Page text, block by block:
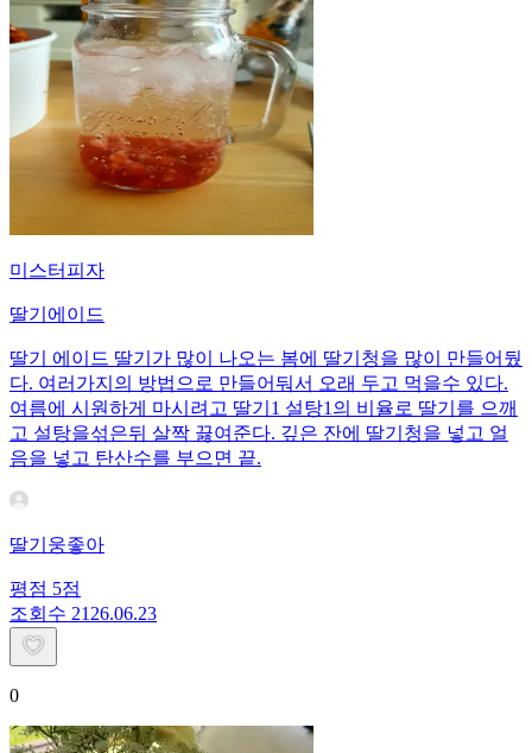
미스터피자
딸기에이드
딸기 에이드 딸기가 많이 나오는 봄에 딸기청을 많이 만들어뒀
다. 여러가지의 방법으로 만들어둬서 오래 두고 먹을수 있다.
여름에 시원하게 마시려고 딸기1 설탕1의 비율로 딸기를 으깨
고 설탕을섞은뒤 살짝 끓여준다. 깊은 잔에 딸기청을 넣고 얼
음을 넣고 탄산수를 부으면 끝.
딸기웅좋아
평점 5점
조회수 21 26.06.23
0